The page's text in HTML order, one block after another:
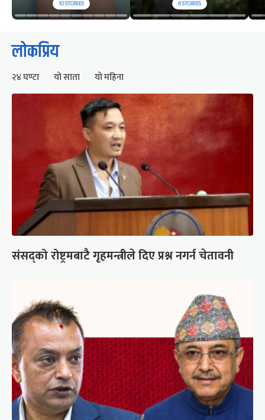
10STORIES 6STORIES
लोकप्रिय
२४ घण्टा यो साता यो महिना
संसद्को रोष्ट्रमबाटै गृहमन्त्रीले दिए प्रश्न नगर्न चेतावनी